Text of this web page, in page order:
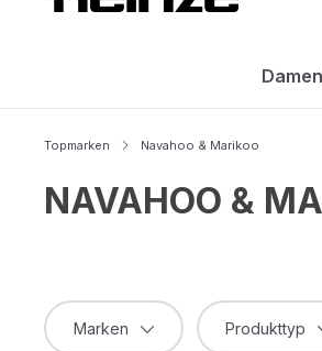
Damen
Topmarken Navahoo & Marikoo
NAVAHOO &
Marken Produkttyp